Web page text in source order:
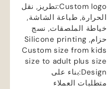
Custom logo:تطريز, نقل
الحرارة, طباعة الشاشة,
خياطة الملصقات, نسج
حزام, Silicone printing
Custom size from kids
size to adult plus size
Design:بناء على
متطلبات العملاء